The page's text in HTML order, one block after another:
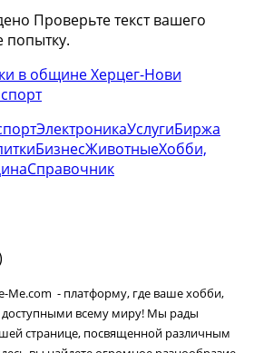
Проверьте текст вашего
попытку.
в общине Херцег-Нови
ЭлектроникаУслугиБиржа
БизнесЖивотныеХобби,
Справочник
Me.com - платформу, где ваше хобби,
доступными всему миру! Мы рады
странице, посвященной различным